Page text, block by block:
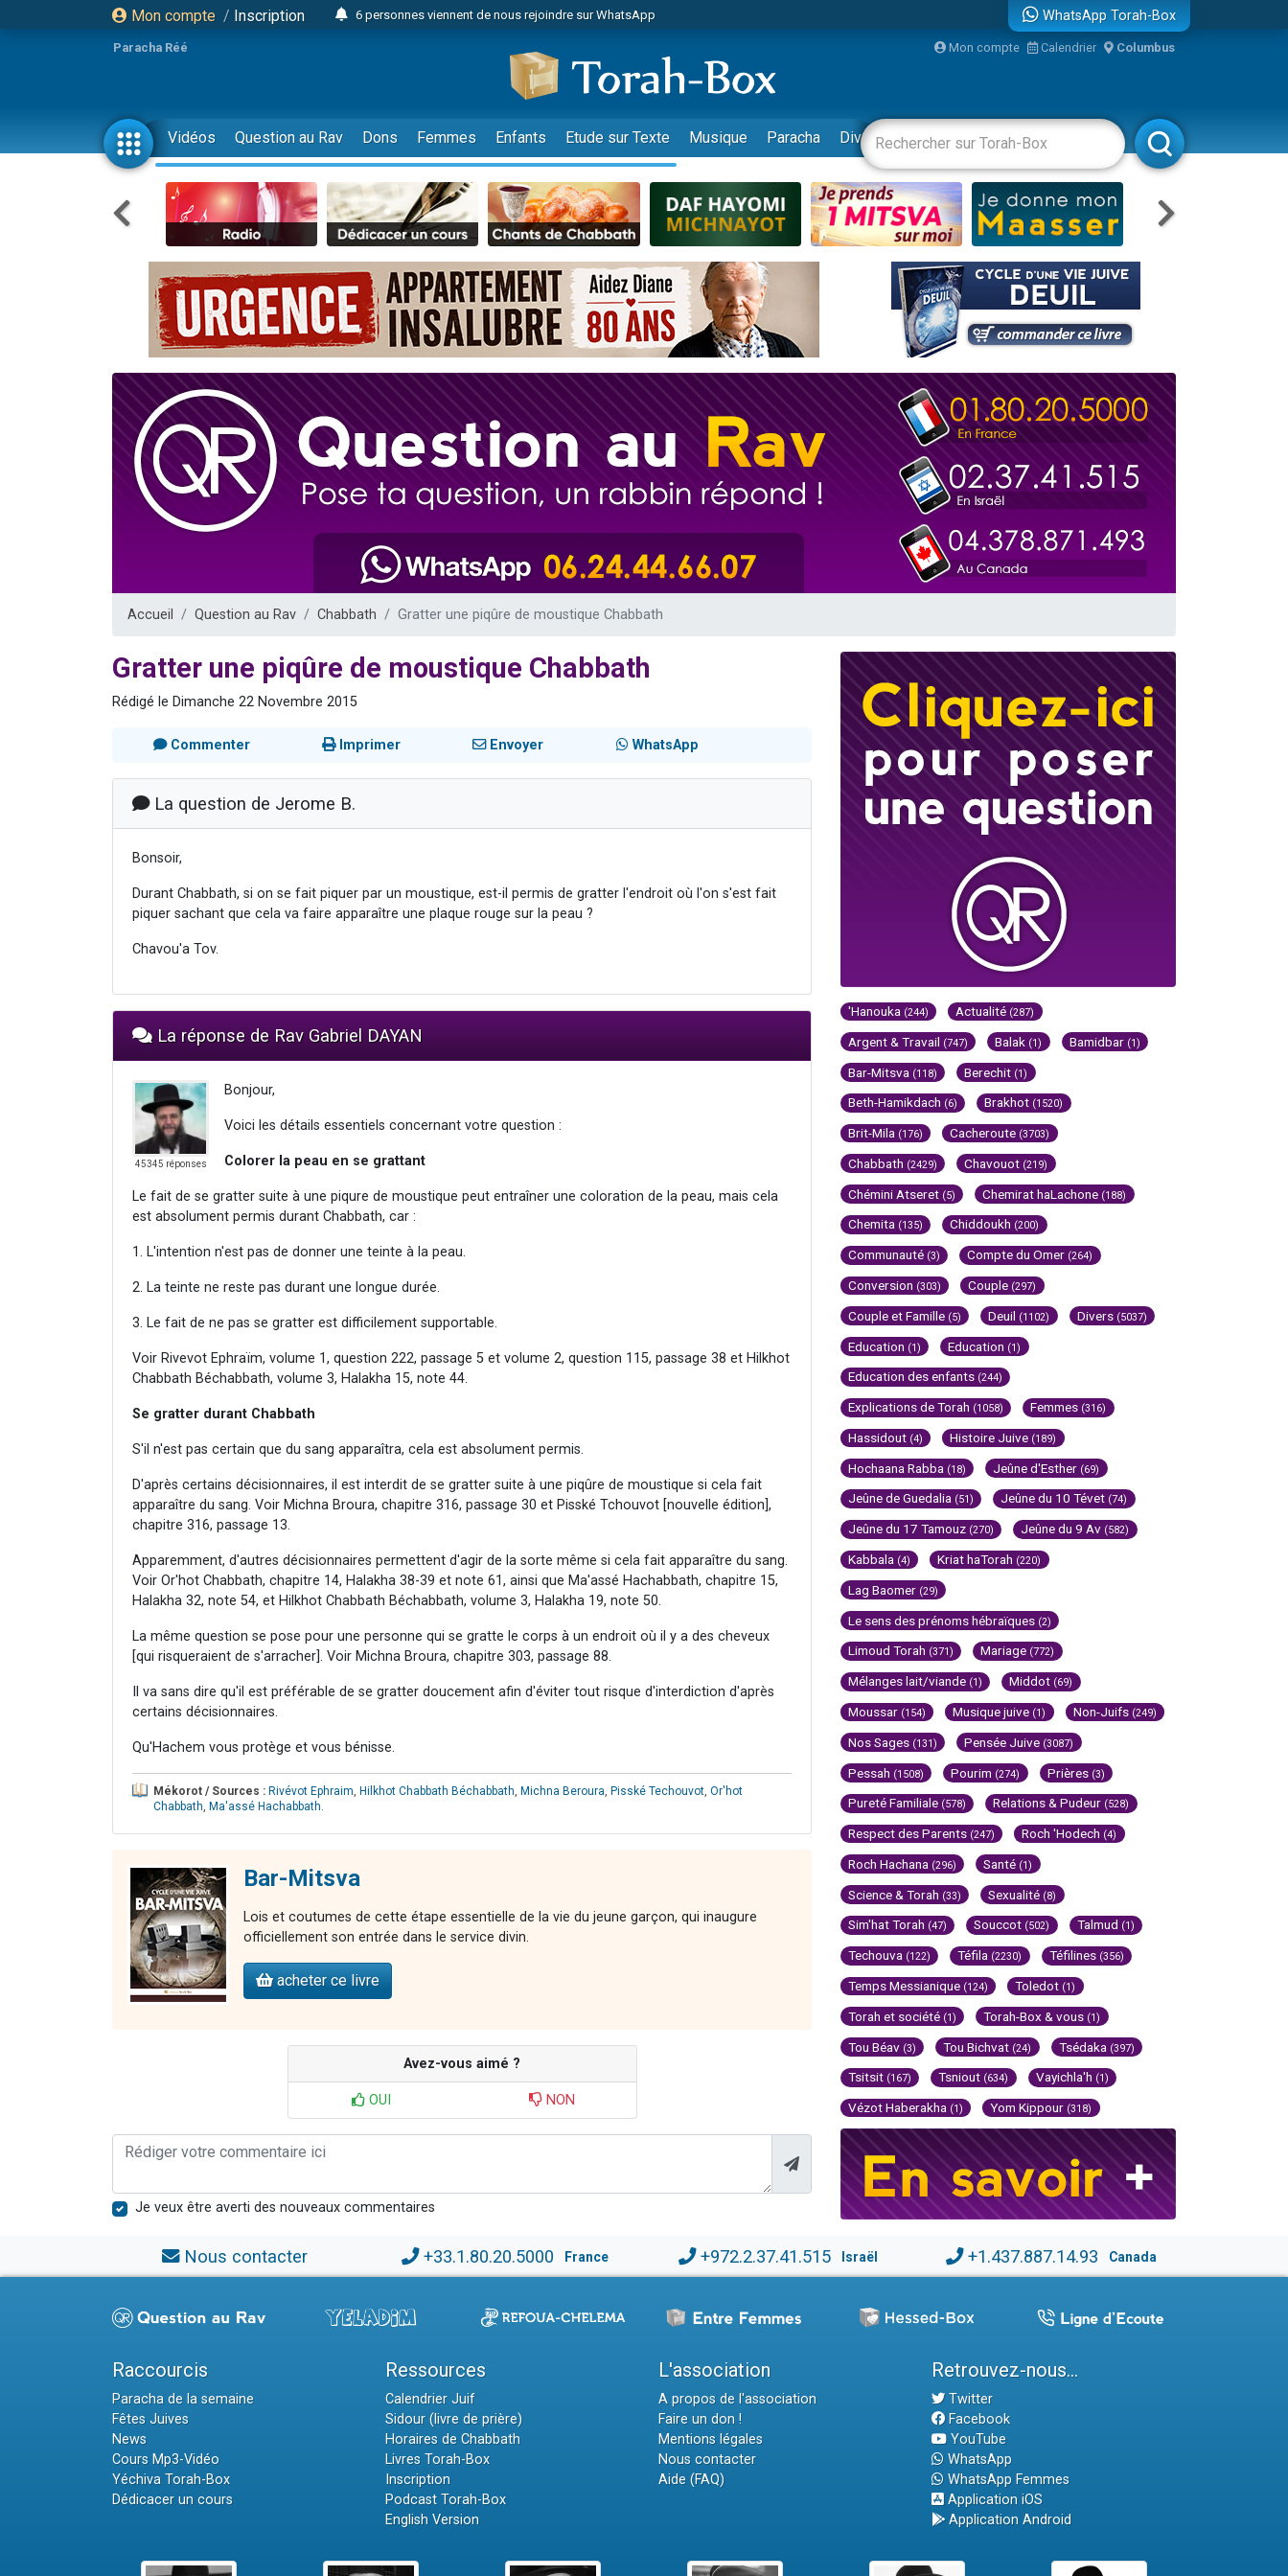
Mon compte / Inscription
6 personnes viennent de nous rejoindre sur WhatsApp
2 personnes viennent de faire un don pour 1 Journée de Vacances Pour les Enfants
17 personnes viennent de demander une bénédiction
4 personnes viennent de nous rejoindre sur WhatsApp
Il reste 49 places pour étudier en groupe sur Zoom
23 personnes viennent de faire un don pour Diane, 80 ans, dans un appartement insalubre
Eva vient de donner son Maasser
4 personnes viennent de nous rejoindre sur WhatsApp
3 personnes viennent de nous rejoindre sur WhatsApp
3 personnes viennent de faire un don pour 5 jours de vacances aux Orphelins
Odaya vient de donner son Maasser
2 personnes viennent de nous rejoindre sur WhatsApp
13 personnes viennent de demander une bénédiction
12 nouvelles musiques dans Torah-Box Music
30 personnes viennent de faire un don pour Sauvez la jambe de Yohan
Il reste 49 places pour étudier en groupe sur Zoom
3 personnes viennent de nous rejoindre sur WhatsApp
2 personnes viennent de nous rejoindre sur WhatsApp
2 nouvelles musiques dans Torah-Box Music
WhatsApp Torah-Box
Paracha Réé Mon compte Calendrier Columbus
Vidéos Question au Rav Dons Femmes Enfants Etude sur Texte Musique Paracha Divertissements Livres Rabbanim
Accueil Question au Rav Chabbath Gratter une piqûre de moustique Chabbath
Gratter une piqûre de moustique Chabbath
Rédigé le Dimanche 22 Novembre 2015
Commenter Imprimer Envoyer WhatsApp
La question de Jerome B.
Bonsoir,
Durant Chabbath, si on se fait piquer par un moustique, est-il permis de gratter l'endroit où l'on s'est fait
piquer sachant que cela va faire apparaître une plaque rouge sur la peau ?
Chavou'a Tov.
La réponse de Rav Gabriel DAYAN
45345 réponses
Bonjour,
Voici les détails essentiels concernant votre question :
Colorer la peau en se grattant
Le fait de se gratter suite à une piqure de moustique peut entraîner une coloration de la peau, mais cela
est absolument permis durant Chabbath, car :
1. L'intention n'est pas de donner une teinte à la peau.
2. La teinte ne reste pas durant une longue durée.
3. Le fait de ne pas se gratter est difficilement supportable.
Voir Rivevot Ephraïm, volume 1, question 222, passage 5 et volume 2, question 115, passage 38 et Hilkhot
Chabbath Béchabbath, volume 3, Halakha 15, note 44.
Se gratter durant Chabbath
S'il n'est pas certain que du sang apparaîtra, cela est absolument permis.
D'après certains décisionnaires, il est interdit de se gratter suite à une piqûre de moustique si cela fait
apparaître du sang. Voir Michna Broura, chapitre 316, passage 30 et Pisské Tchouvot [nouvelle édition],
chapitre 316, passage 13.
Apparemment, d'autres décisionnaires permettent d'agir de la sorte même si cela fait apparaître du sang.
Voir Or'hot Chabbath, chapitre 14, Halakha 38-39 et note 61, ainsi que Ma'assé Hachabbath, chapitre 15,
Halakha 32, note 54, et Hilkhot Chabbath Béchabbath, volume 3, Halakha 19, note 50.
La même question se pose pour une personne qui se gratte le corps à un endroit où il y a des cheveux
[qui risqueraient de s'arracher]. Voir Michna Broura, chapitre 303, passage 88.
Il va sans dire qu'il est préférable de se gratter doucement afin d'éviter tout risque d'interdiction d'après
certains décisionnaires.
Qu'Hachem vous protège et vous bénisse.
Mékorot / Sources : Rivévot Ephraim Hilkhot Chabbath Béchabbath Michna Beroura Pisské Techouvot Or'hot
Chabbath Ma'assé Hachabbath
Bar-Mitsva
Lois et coutumes de cette étape essentielle de la vie du jeune garçon, qui inaugure
officiellement son entrée dans le service divin.
acheter ce livre
Avez-vous aimé ?
OUI NON
Je veux être averti des nouveaux commentaires
'Hanouka (244) Actualité (287)
Argent & Travail (747) Balak (1) Bamidbar (1)
Bar-Mitsva (118) Berechit (1)
Beth-Hamikdach (6) Brakhot (1520)
Brit-Mila (176) Cacheroute (3703)
Chabbath (2429) Chavouot (219)
Chémini Atseret (5) Chemirat haLachone (188)
Chemita (135) Chiddoukh (200)
Communauté (3) Compte du Omer (264)
Conversion (303) Couple (297)
Couple et Famille (5) Deuil (1102) Divers (5037)
Education (1) Education (1)
Education des enfants (244)
Explications de Torah (1058) Femmes (316)
Hassidout (4) Histoire Juive (189)
Hochaana Rabba (18) Jeûne d'Esther (69)
Jeûne de Guedalia (51) Jeûne du 10 Tévet (74)
Jeûne du 17 Tamouz (270) Jeûne du 9 Av (582)
Kabbala (4) Kriat haTorah (220)
Lag Baomer (29)
Le sens des prénoms hébraïques (2)
Limoud Torah (371) Mariage (772)
Mélanges lait/viande (1) Middot (69)
Moussar (154) Musique juive (1) Non-Juifs (249)
Nos Sages (131) Pensée Juive (3087)
Pessah (1508) Pourim (274) Prières (3)
Pureté Familiale (578) Relations & Pudeur (528)
Respect des Parents (247) Roch 'Hodech (4)
Roch Hachana (296) Santé (1)
Science & Torah (33) Sexualité (8)
Sim'hat Torah (47) Souccot (502) Talmud (1)
Techouva (122) Téfila (2230) Téfilines (356)
Temps Messianique (124) Toledot (1)
Torah et société (1) Torah-Box & vous (1)
Tou Béav (3) Tou Bichvat (24) Tsédaka (397)
Tsitsit (167) Tsniout (634) Vayichla'h (1)
Vézot Haberakha (1) Yom Kippour (318)
Nous contacter +33.1.80.20.5000 France +972.2.37.41.515 Israël +1.437.887.14.93 Canada
Raccourcis
Paracha de la semaine
Fêtes Juives
News
Cours Mp3-Vidéo
Yéchiva Torah-Box
Dédicacer un cours
Ressources
Calendrier Juif
Sidour (livre de prière)
Horaires de Chabbath
Livres Torah-Box
Inscription
Podcast Torah-Box
English Version
L'association
A propos de l'association
Faire un don !
Mentions légales
Nous contacter
Aide (FAQ)
Retrouvez-nous...
Twitter
Facebook
YouTube
WhatsApp
WhatsApp Femmes
Application iOS
Application Android